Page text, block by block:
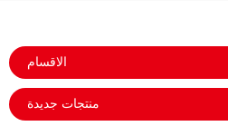
الاقسام
منتجات جديدة